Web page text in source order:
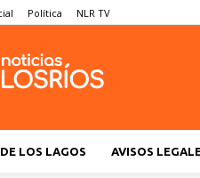
Política NLR TV
LOS LAGOS AVISOS